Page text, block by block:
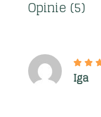
Opinie (5)
Iga